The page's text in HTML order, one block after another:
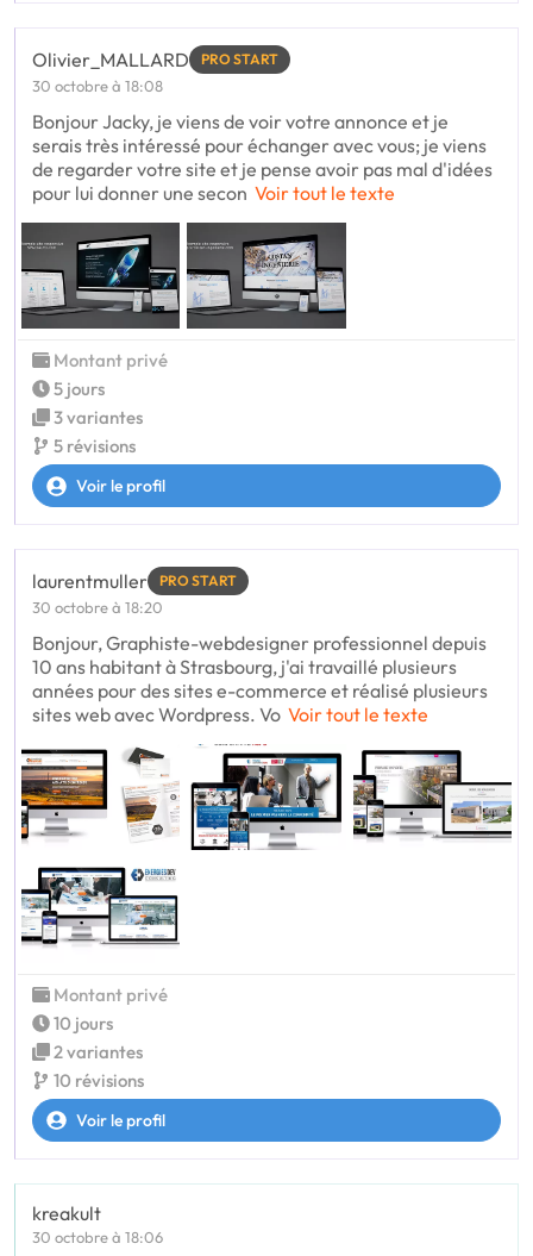
Olivier_MALLARD PRO START
30 octobre à 18:08
Bonjour Jacky, je viens de voir votre annonce et je
serais très intéressé pour échanger avec vous; je viens
de regarder votre site et je pense avoir pas mal d'idées
pour lui donner une secon Voir tout le texte
Montant privé
5 jours
3 variantes
5 révisions
Voir le profil
laurentmuller PRO START
30 octobre à 18:20
Bonjour, Graphiste-webdesigner professionnel depuis
10 ans habitant à Strasbourg, j'ai travaillé plusieurs
années pour des sites e-commerce et réalisé plusieurs
sites web avec Wordpress. Vo Voir tout le texte
Montant privé
10 jours
2 variantes
10 révisions
Voir le profil
kreakult
30 octobre à 18:06